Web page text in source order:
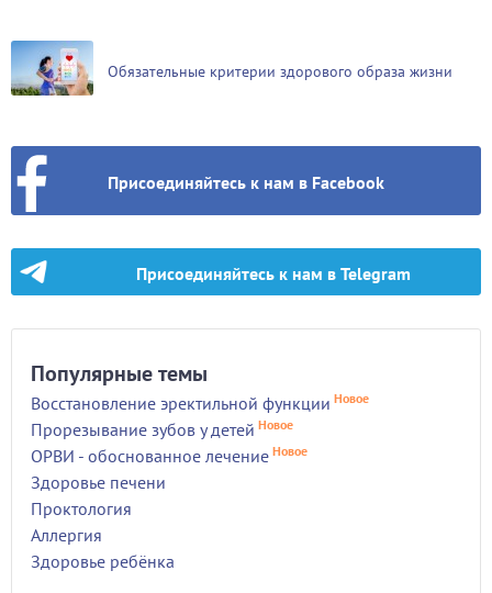
Обязательные критерии здорового образа жизни
Присоединяйтесь к нам в Facebook
Присоединяйтесь к нам в Telegram
Популярные темы
Восстановление эректильной функции Новое
Прорезывание зубов у детей Новое
ОРВИ - обоснованное лечение Новое
Здоровье печени
Проктология
Аллергия
Здоровье ребёнка